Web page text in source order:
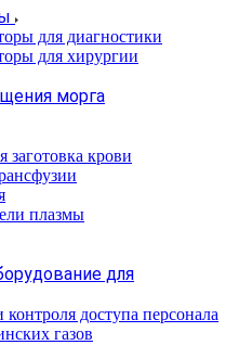
для диагностики
для хирургии
морга
заготовка крови
плазмы
для
доступа персонала
газов